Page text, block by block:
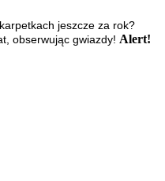
jeszcze za rok?
obserwując gwiazdy! Alert!